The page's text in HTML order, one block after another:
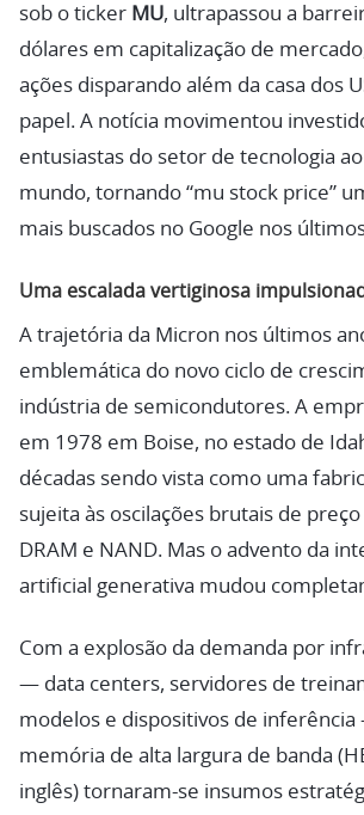
sob o ticker MU, ultrapassou a
dólares em capitalização de
ações disparando além da casa dos
papel. A notícia movimentou
entusiastas do setor de tecnologia
mundo, tornando “mu stock price”
mais buscados no Google nos
Uma escalada vertiginosa
A trajetória da Micron nos últimos
emblemática do novo ciclo de
indústria de semicondutores. A
em 1978 em Boise, no estado de
décadas sendo vista como uma
sujeita às oscilações brutais de
DRAM e NAND. Mas o advento da
artificial generativa mudou
Com a explosão da demanda por
— data centers, servidores de
modelos e dispositivos de inferência
memória de alta largura de banda
inglês) tornaram-se insumos